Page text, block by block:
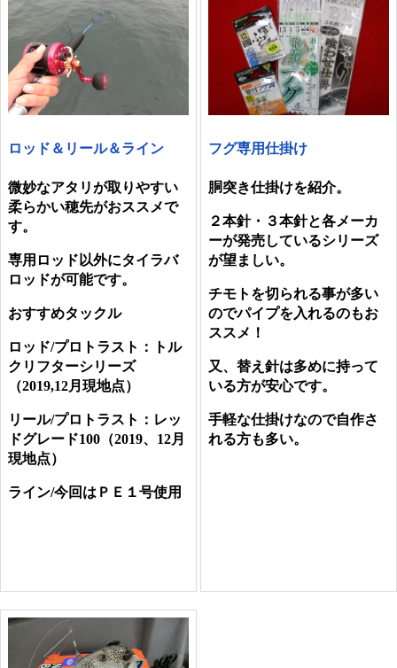
ロッド＆リール＆ライン
微妙なアタリが取りやすい
柔らかい穂先がおススメで
す。
専用ロッド以外にタイラバ
ロッドが可能です。
おすすめタックル
ロッド/プロトラスト：トル
クリフターシリーズ
（2019,12月現地点）
リール/プロトラスト：レッ
ドグレード100（2019、12月
現地点）
ライン/今回はＰＥ１号使用
フグ専用仕掛け
胴突き仕掛けを紹介。
２本針・３本針と各メーカ
ーが発売しているシリーズ
が望ましい。
チモトを切られる事が多い
のでパイプを入れるのもお
ススメ！
又、替え針は多めに持って
いる方が安心です。
手軽な仕掛けなので自作さ
れる方も多い。